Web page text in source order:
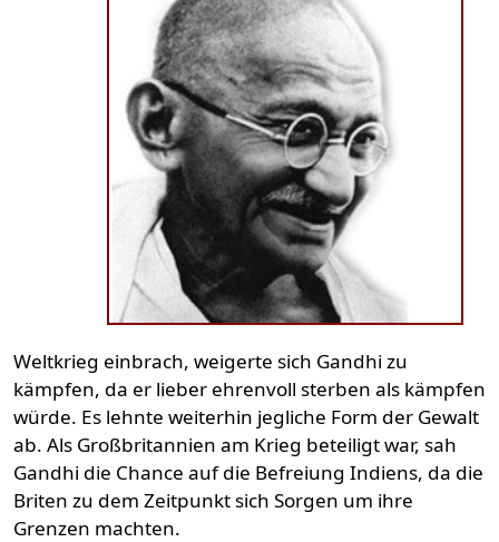
Weltkrieg einbrach, weigerte sich Gandhi zu
kämpfen, da er lieber ehrenvoll sterben als kämpfen
würde. Es lehnte weiterhin jegliche Form der Gewalt
ab. Als Großbritannien am Krieg beteiligt war, sah
Gandhi die Chance auf die Befreiung Indiens, da die
Briten zu dem Zeitpunkt sich Sorgen um ihre
Grenzen machten.